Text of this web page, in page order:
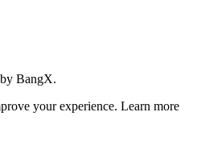
BangX.
your experience. Learn more